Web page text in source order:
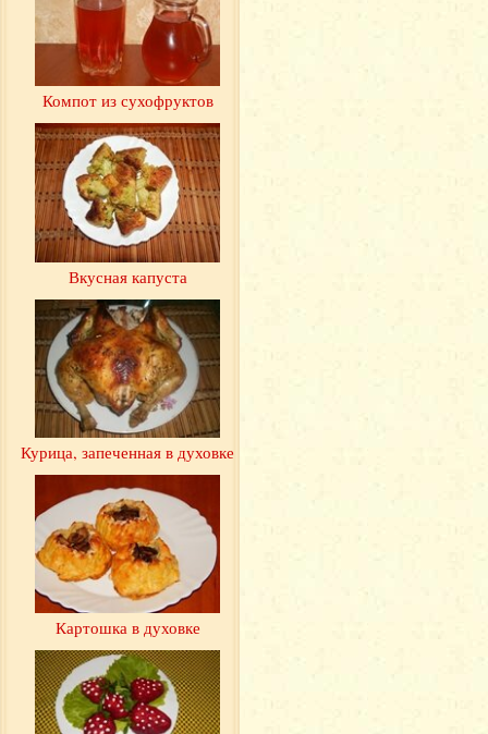
Компот из сухофруктов
Вкусная капуста
Курица, запеченная в духовке
Картошка в духовке